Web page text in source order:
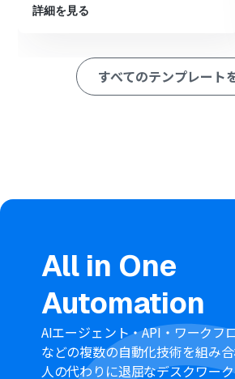
■このワークフローのカスタムポイント
スケジュールトリガーでは、フロー
るかを指示するプロンプトを自由
Google Chatのオペレーションでは
任意で設定できます。また、本文に
とも可能です。
■注意事項
Notion、Google Chatのそれぞれと
ださい。
Google Chatとの連携はGoogle
詳細を見る
すべてのテンプレート
All in One
Automation
AIエージェント・API・ワークフ
などの複数の自動化技術を組み合
人の代わりに退屈なデスクワー